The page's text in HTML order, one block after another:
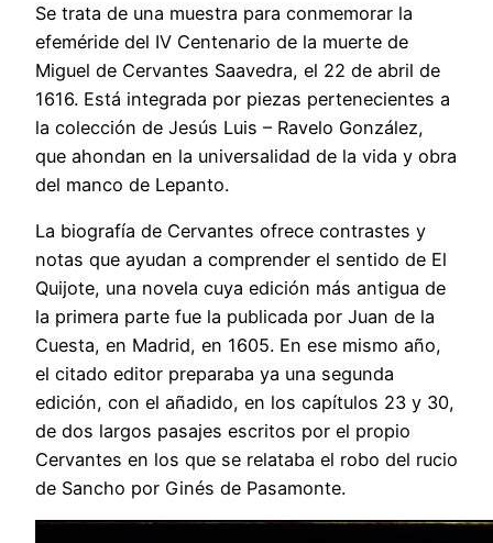
Se trata de una muestra para conmemorar la
efeméride del IV Centenario de la muerte de
Miguel de Cervantes Saavedra, el 22 de abril de
1616. Está integrada por piezas pertenecientes a
la colección de Jesús Luis – Ravelo González,
que ahondan en la universalidad de la vida y obra
del manco de Lepanto.
La biografía de Cervantes ofrece contrastes y
notas que ayudan a comprender el sentido de El
Quijote, una novela cuya edición más antigua de
la primera parte fue la publicada por Juan de la
Cuesta, en Madrid, en 1605. En ese mismo año,
el citado editor preparaba ya una segunda
edición, con el añadido, en los capítulos 23 y 30,
de dos largos pasajes escritos por el propio
Cervantes en los que se relataba el robo del rucio
de Sancho por Ginés de Pasamonte.